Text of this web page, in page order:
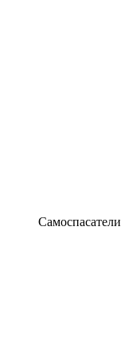
Самоспасатели